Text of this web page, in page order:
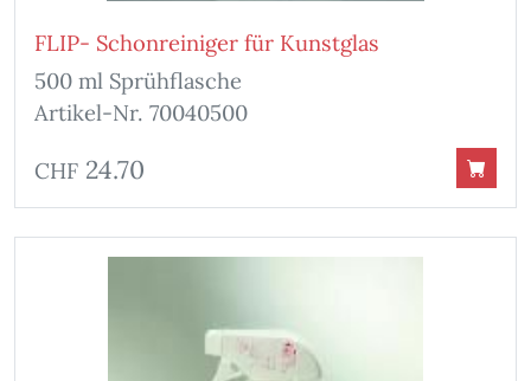
FLIP- Schonreiniger für Kunstglas
500 ml Sprühflasche
Artikel-Nr. 70040500
CHF 24.70